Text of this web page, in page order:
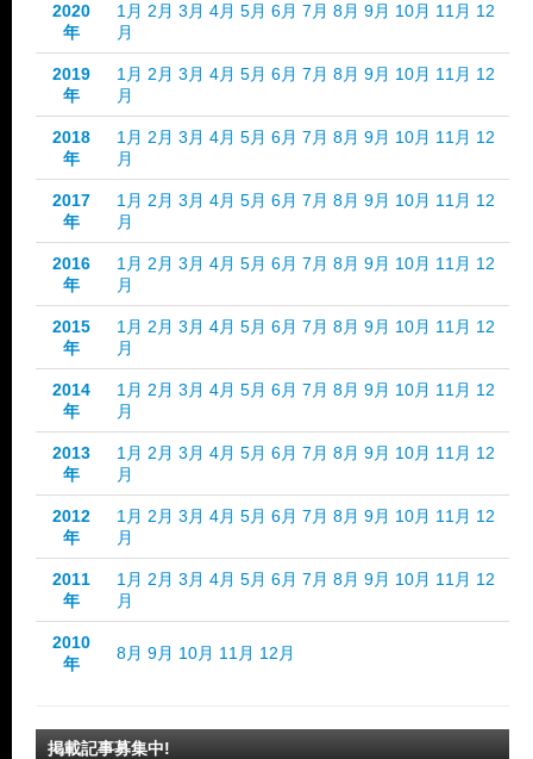
2020
年
1月 2月 3月 4月 5月 6月 7月 8月 9月 10月 11月 12
月
2019
年
1月 2月 3月 4月 5月 6月 7月 8月 9月 10月 11月 12
月
2018
年
1月 2月 3月 4月 5月 6月 7月 8月 9月 10月 11月 12
月
2017
年
1月 2月 3月 4月 5月 6月 7月 8月 9月 10月 11月 12
月
2016
年
1月 2月 3月 4月 5月 6月 7月 8月 9月 10月 11月 12
月
2015
年
1月 2月 3月 4月 5月 6月 7月 8月 9月 10月 11月 12
月
2014
年
1月 2月 3月 4月 5月 6月 7月 8月 9月 10月 11月 12
月
2013
年
1月 2月 3月 4月 5月 6月 7月 8月 9月 10月 11月 12
月
2012
年
1月 2月 3月 4月 5月 6月 7月 8月 9月 10月 11月 12
月
2011
年
1月 2月 3月 4月 5月 6月 7月 8月 9月 10月 11月 12
月
2010
年
8月 9月 10月 11月 12月
掲載記事募集中!